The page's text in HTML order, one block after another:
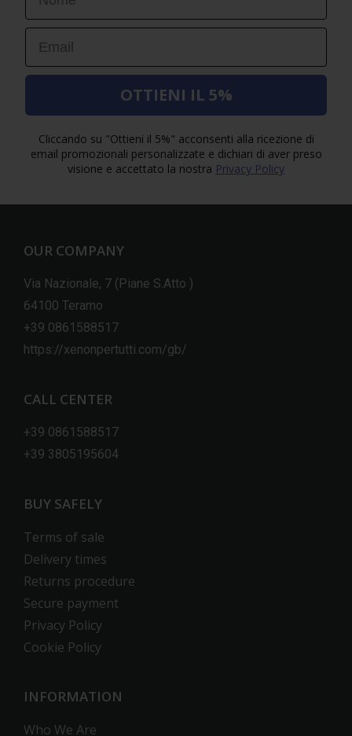
Email
OTTIENI IL 5%
Cliccando su "Ottieni il 5%" acconsenti alla ricezione di
email promozionali personalizzate e dichiari di aver preso
visione e accettato la nostra Privacy Policy
OUR COMPANY
Via Nazionale, 7 (Piane S.Atto )
64100 Teramo
+39 0861588517
https://xenonpertutti.com/gb/
CALL CENTER
+39 0861588517
+39 3805195604
BUY SAFELY
Terms of sale
Delivery times
Returns procedure
Secure payment
Privacy Policy
Cookie Policy
INFORMATION
Who We Are